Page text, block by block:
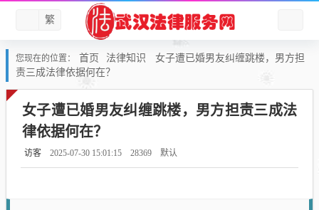
繁
您现在的位置： 首页 法律知识
女子遭已婚男友纠缠跳楼，男方担
责三成法律依据何在？
女子遭已婚男友纠缠跳楼，男方担责三成法
律依据何在？
访客 2025-07-30 15:01:15 28369 默认